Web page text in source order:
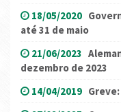
18/05/2020
até 31 de maio
21/06/2023
dezembro de 2023
14/04/2019